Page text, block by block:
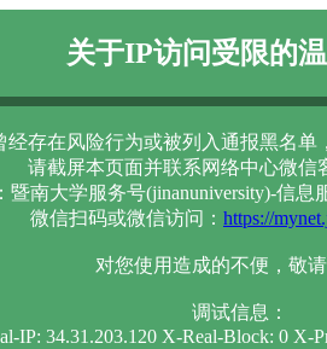
关于IP访问受限的
经存在风险行为或被列入通报黑名单
请截屏本页面并联系网络中心微信
暨南大学服务号(jinanuniversity)-信息
微信扫码或微信访问： https://
对您使用造成的不便，敬请
调试信息：
IP: 34.31.203.120 X-Real-Block: 0